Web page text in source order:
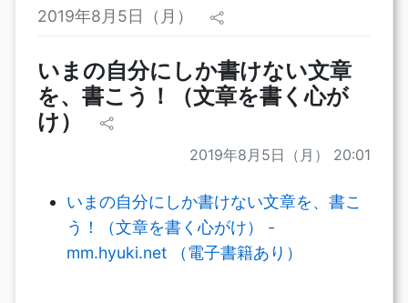
2019年8月5日（月）
いまの自分にしか書けない文章
を、書こう！（文章を書く心が
け）
2019年8月5日（月） 20:01
いまの自分にしか書けない文章を、書こ
う！（文章を書く心がけ） -
mm.hyuki.net （電子書籍あり）